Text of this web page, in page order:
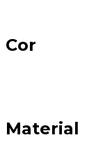
Cor
Material